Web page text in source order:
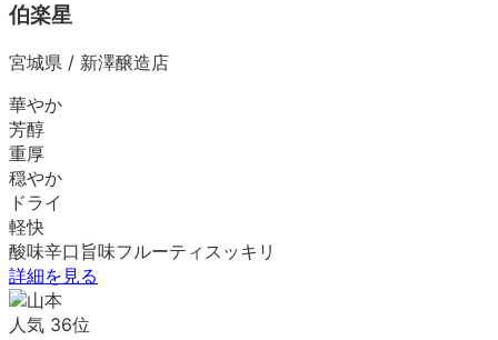
伯楽星
宮城県 / 新澤醸造店
華やか
芳醇
重厚
穏やか
ドライ
軽快
酸味辛口 旨味フルーティ スッキリ
詳細を見る
人気 36位